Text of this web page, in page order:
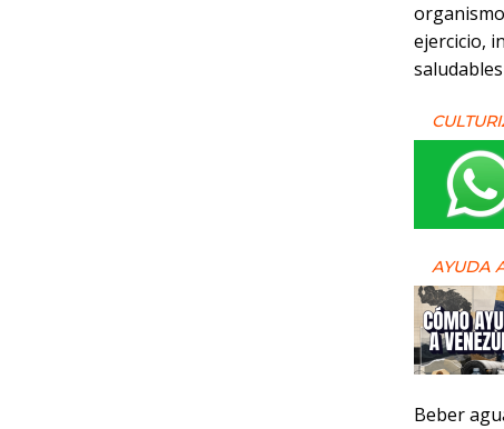
ejercicio,
AYUDA
Beber